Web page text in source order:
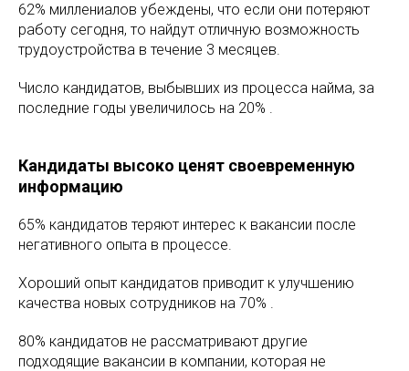
62% миллениалов убеждены, что если они потеряют
работу сегодня, то найдут отличную возможность
трудоустройства в течение 3 месяцев.
Число кандидатов, выбывших из процесса найма, за
последние годы увеличилось на 20% .
Кандидаты высоко ценят своевременную
информацию
65% кандидатов теряют интерес к вакансии после
негативного опыта в процессе.
Хороший опыт кандидатов приводит к улучшению
качества новых сотрудников на 70% .
80% кандидатов не рассматривают другие
подходящие вакансии в компании, которая не